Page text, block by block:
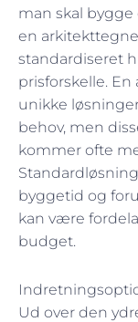
man skal
en
standardiseret
prisforskelle.
unikke
behov, men
kommer ofte
byggetid og
kan være
budget.
Ud over den